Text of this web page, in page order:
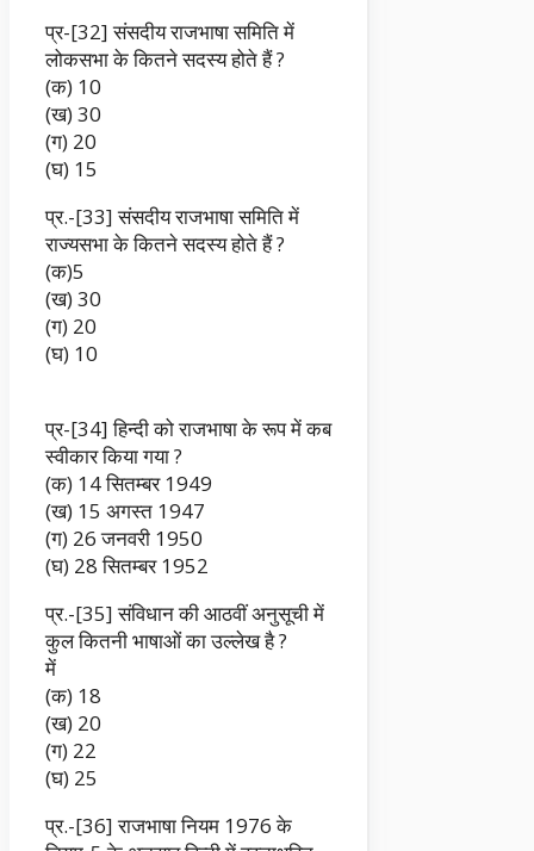
प्र-[32] संसदीय राजभाषा समिति में
लोकसभा के कितने सदस्य होते हैं ?
(क) 10
(ख) 30
(ग) 20
(घ) 15
प्र.-[33] संसदीय राजभाषा समिति में
राज्यसभा के कितने सदस्य होते हैं ?
(क)5
(ख) 30
(ग) 20
(घ) 10
प्र-[34] हिन्दी को राजभाषा के रूप में कब
स्वीकार किया गया ?
(क) 14 सितम्बर 1949
(ख) 15 अगस्त 1947
(ग) 26 जनवरी 1950
(घ) 28 सितम्बर 1952
प्र.-[35] संविधान की आठवीं अनुसूची में
कुल कितनी भाषाओं का उल्लेख है ?
में
(क) 18
(ख) 20
(ग) 22
(घ) 25
प्र.-[36] राजभाषा नियम 1976 के